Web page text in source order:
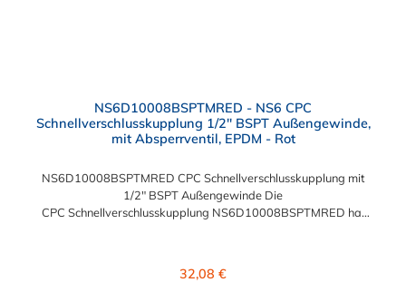
NS6D10008BSPTMRED - NS6 CPC
Schnellverschlusskupplung 1/2" BSPT Außengewinde,
mit Absperrventil, EPDM - Rot
NS6D10008BSPTMRED CPC Schnellverschlusskupplung mit
1/2" BSPT Außengewinde Die
CPC Schnellverschlusskupplung NS6D10008BSPTMRED hat
Polypropylen (PP) und der Dichtring ist aus EPDM. Das
Regulärer Preis:
32,08 €